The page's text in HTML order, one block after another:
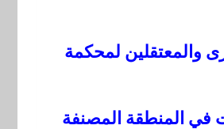
والمعتقلين لمحكمة
في المنطقة المصنفة